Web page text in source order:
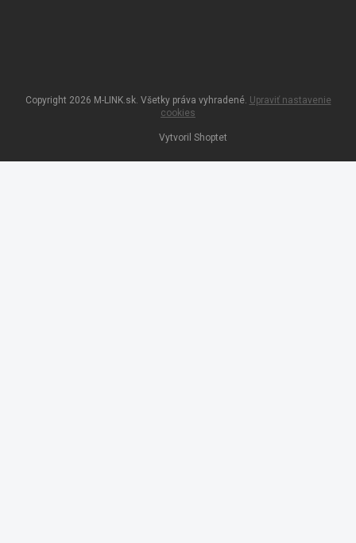
Vytvoril Shoptet
Copyright 2026 M-LINK.sk. Všetky práva vyhradené. Upraviť nastavenie
cookies